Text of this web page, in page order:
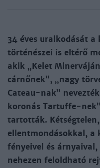
34 éves uralkodását
történészei is eltérő
akik „Kelet
cárnőnek”, „nagy
Cateau-nak”
koronás Tartuffe-
tartották.
ellentmondásokkal,
fényeivel és árnyaival,
nehezen feloldható